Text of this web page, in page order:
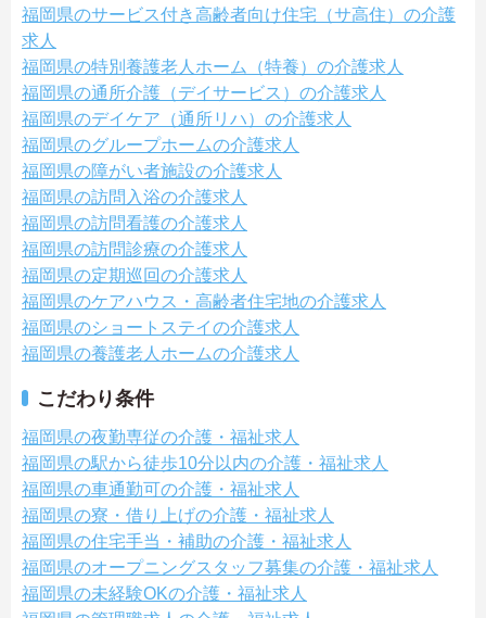
福岡県のサービス付き高齢者向け住宅（サ高住）の介護
求人
福岡県の特別養護老人ホーム（特養）の介護求人
福岡県の通所介護（デイサービス）の介護求人
福岡県のデイケア（通所リハ）の介護求人
福岡県のグループホームの介護求人
福岡県の障がい者施設の介護求人
福岡県の訪問入浴の介護求人
福岡県の訪問看護の介護求人
福岡県の訪問診療の介護求人
福岡県の定期巡回の介護求人
福岡県のケアハウス・高齢者住宅地の介護求人
福岡県のショートステイの介護求人
福岡県の養護老人ホームの介護求人
こだわり条件
福岡県の夜勤専従の介護・福祉求人
福岡県の駅から徒歩10分以内の介護・福祉求人
福岡県の車通勤可の介護・福祉求人
福岡県の寮・借り上げの介護・福祉求人
福岡県の住宅手当・補助の介護・福祉求人
福岡県のオープニングスタッフ募集の介護・福祉求人
福岡県の未経験OKの介護・福祉求人